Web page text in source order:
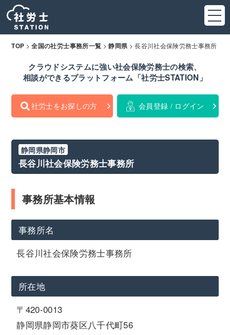
TOP >全国の社労士事務所一覧 >静岡県 >長谷川社会保険労務士事務所
クラウドシステムに強い社会保険労務士の検索、
相談ができるプラットフォーム「社労士STATION」
社労士をお探しの方 会員登録 / ログイン
静岡県静岡市
長谷川社会保険労務士事務所
事務所基本情報
事務所名
長谷川社会保険労務士事務所
所在地
〒420-0013
静岡県静岡市葵区八千代町56